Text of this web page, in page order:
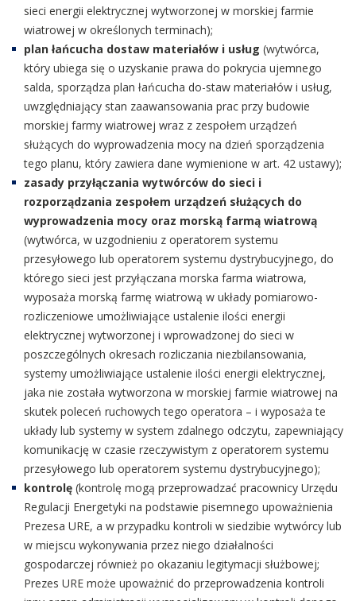
sieci energii elektrycznej wytworzonej w morskiej farmie
wiatrowej w określonych terminach);
plan łańcucha dostaw materiałów i usług (wytwórca,
który ubiega się o uzyskanie prawa do pokrycia ujemnego
salda, sporządza plan łańcucha do-staw materiałów i usług,
uwzględniający stan zaawansowania prac przy budowie
morskiej farmy wiatrowej wraz z zespołem urządzeń
służących do wyprowadzenia mocy na dzień sporządzenia
tego planu, który zawiera dane wymienione w art. 42 ustawy);
zasady przyłączania wytwórców do sieci i
rozporządzania zespołem urządzeń służących do
wyprowadzenia mocy oraz morską farmą wiatrową
(wytwórca, w uzgodnieniu z operatorem systemu
przesyłowego lub operatorem systemu dystrybucyjnego, do
którego sieci jest przyłączana morska farma wiatrowa,
wyposaża morską farmę wiatrową w układy pomiarowo-
rozliczeniowe umożliwiające ustalenie ilości energii
elektrycznej wytworzonej i wprowadzonej do sieci w
poszczególnych okresach rozliczania niezbilansowania,
systemy umożliwiające ustalenie ilości energii elektrycznej,
jaka nie została wytworzona w morskiej farmie wiatrowej na
skutek poleceń ruchowych tego operatora – i wyposaża te
układy lub systemy w system zdalnego odczytu, zapewniający
komunikację w czasie rzeczywistym z operatorem systemu
przesyłowego lub operatorem systemu dystrybucyjnego);
kontrolę (kontrolę mogą przeprowadzać pracownicy Urzędu
Regulacji Energetyki na podstawie pisemnego upoważnienia
Prezesa URE, a w przypadku kontroli w siedzibie wytwórcy lub
w miejscu wykonywania przez niego działalności
gospodarczej również po okazaniu legitymacji służbowej;
Prezes URE może upoważnić do przeprowadzenia kontroli